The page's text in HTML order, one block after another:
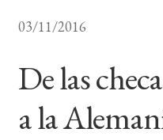
03/11/2016
De las
a la